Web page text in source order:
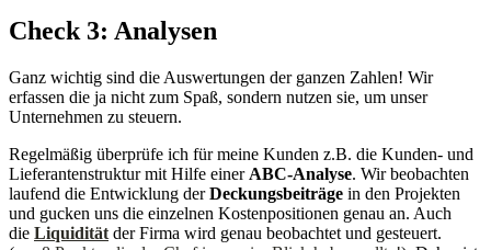
Check 3: Analysen
Ganz wichtig sind die Auswertungen der ganzen Zahlen! Wir
erfassen die ja nicht zum Spaß, sondern nutzen sie, um unser
Unternehmen zu steuern.
Regelmäßig überprüfe ich für meine Kunden z.B. die Kunden- und
Lieferantenstruktur mit Hilfe einer ABC-Analyse. Wir beobachten
laufend die Entwicklung derDeckungsbeiträge in den Projekten
und gucken uns die einzelnen Kostenpositionen genau an. Auch
die Liquidität der Firma wird genau beobachtet und gesteuert.